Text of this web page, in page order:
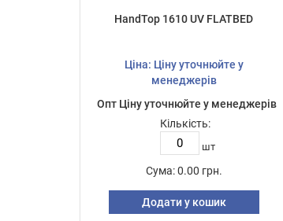
HandTop 1610 UV FLATBED
Ціна: Ціну уточнюйте у
менеджерів
Опт Ціну уточнюйте у менеджерів
Кількість:
шт
Сума: 0.00 грн.
Додати у кошик